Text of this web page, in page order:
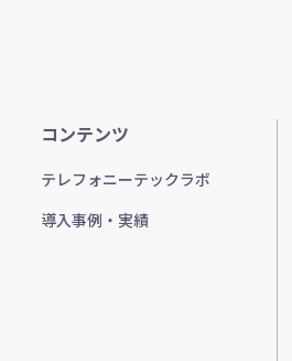
コンテンツ
テレフォニーテックラボ
導入事例・実績